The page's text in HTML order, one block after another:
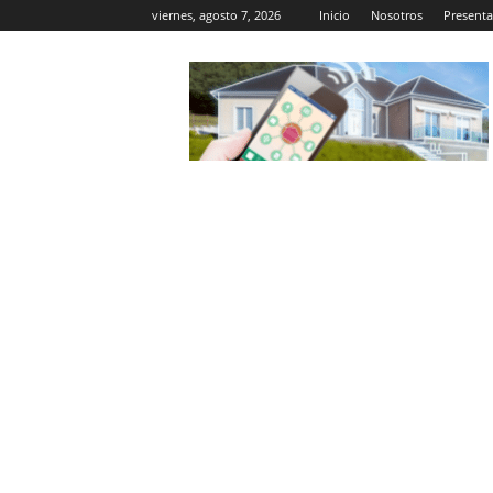
viernes, agosto 7, 2026 Inicio Nosotros
Casa
Inteligente
Wifi